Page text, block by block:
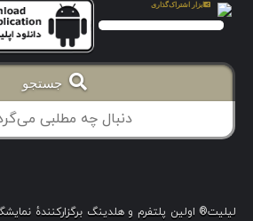
جستجو
لیلیت® اولین پلتفرم و هلدینگ برگزارکنندهٔ